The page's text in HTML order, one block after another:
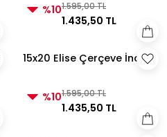
%101.595,00 TL
1.435,50 TL
15x20 Elise Çerçeve İnci
%101.595,00 TL
1.435,50 TL